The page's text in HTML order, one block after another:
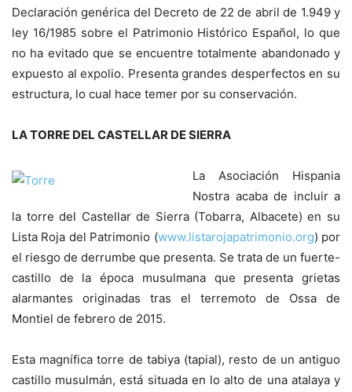
Declaración genérica del Decreto de 22 de abril de 1.949 y
ley 16/1985 sobre el Patrimonio Histórico Español, lo que
no ha evitado que se encuentre totalmente abandonado y
expuesto al expolio. Presenta grandes desperfectos en su
estructura, lo cual hace temer por su conservación.
LA TORRE DEL CASTELLAR DE SIERRA
La Asociación Hispania
Nostra acaba de incluir a
la torre del Castellar de Sierra (Tobarra, Albacete) en su
Lista Roja del Patrimonio (www.listarojapatrimonio.org) por
el riesgo de derrumbe que presenta. Se trata de un fuerte-
castillo de la época musulmana que presenta grietas
alarmantes originadas tras el terremoto de Ossa de
Montiel de febrero de 2015.
Esta magnífica torre de tabiya (tapial), resto de un antiguo
castillo musulmán, está situada en lo alto de una atalaya y